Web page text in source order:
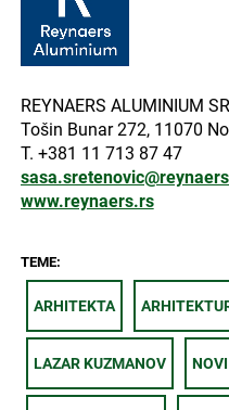
REYNAERS ALUMINIUM
Tošin Bunar 272, 11070
T. +381 11 713 87 47
www.reynaers.rs
TEME:
ARHITEKTA
LAZAR KUZMANOV